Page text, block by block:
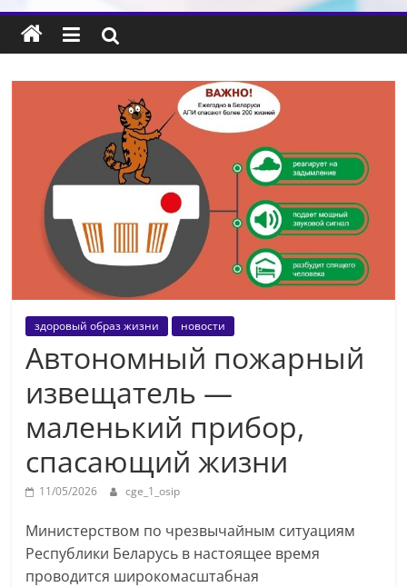
здоровый образ жизни новости
Автономный пожарный
извещатель —
маленький прибор,
спасающий жизни
11/05/2026 cge_1_osip
Министерством по чрезвычайным ситуациям
Республики Беларусь в настоящее время
проводится широкомасштабная